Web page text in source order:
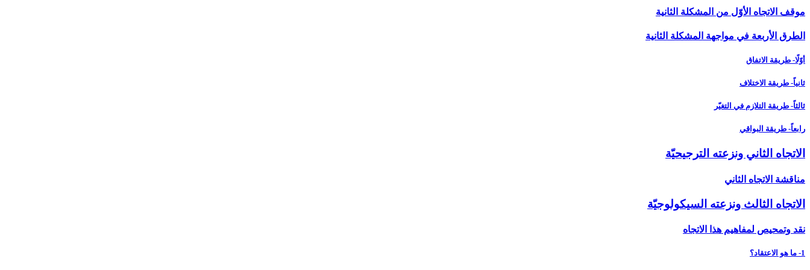
موقف الاتجاه الأوّل من المشكلة الثانية
الطرق الأربعة في مواجهة المشكلة الثانية
أوّلًا- طريقة الاتفاق
ثانياً- طريقة الاختلاف
ثالثاً- طريقة التلازم في التغيّر
رابعاً- طريقة البواقي
الاتجاه الثاني ونزعته الترجيحيّة
مناقشة الاتجاه الثاني
الاتجاه الثالث ونزعته السيكولوجيّة
نقد وتمحيص لمفاهيم هذا الاتجاه
1- ما هو الاعتقاد؟